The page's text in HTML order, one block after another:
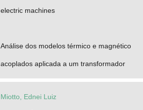
electric machines
Análise dos modelos térmico e magnético
acoplados aplicada a um transformador
Miotto, Ednei Luiz